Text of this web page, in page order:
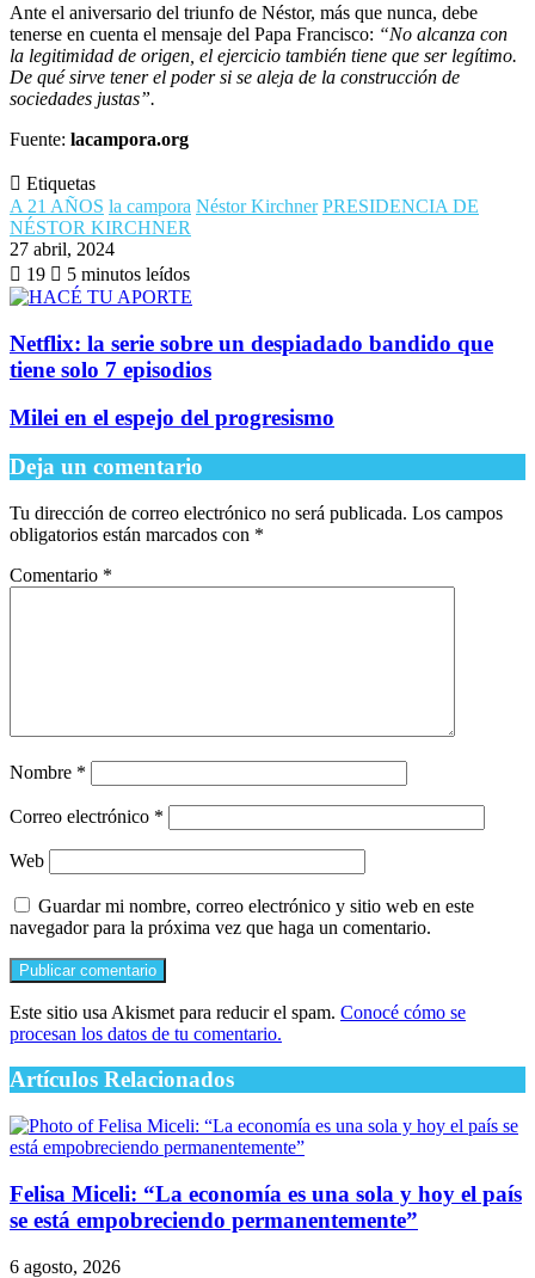
Ante el aniversario del triunfo de Néstor, más que nunca, debe
tenerse en cuenta el mensaje del Papa Francisco: “No alcanza con
la legitimidad de origen, el ejercicio también tiene que ser legítimo.
De qué sirve tener el poder si se aleja de la construcción de
sociedades justas”.
Fuente: lacampora.org
Etiquetas
A 21 AÑOS la campora Néstor Kirchner PRESIDENCIA DE
NÉSTOR KIRCHNER
27 abril, 2024
19
5 minutos leídos
Netflix: la serie sobre un despiadado bandido que
tiene solo 7 episodios
Milei en el espejo del progresismo
Deja un comentario
Tu dirección de correo electrónico no será publicada. Los campos
obligatorios están marcados con *
Comentario *
Nombre *
Correo electrónico *
Web
Guardar mi nombre, correo electrónico y sitio web en este
navegador para la próxima vez que haga un comentario.
Este sitio usa Akismet para reducir el spam. Conocé cómo se
procesan los datos de tu comentario.
Artículos Relacionados
Felisa Miceli: “La economía es una sola y hoy el país
se está empobreciendo permanentemente”
6 agosto, 2026